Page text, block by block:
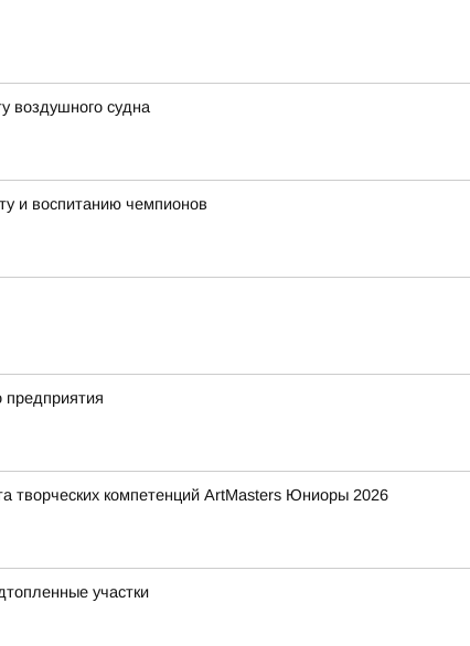
воздушного судна
и воспитанию чемпионов
предприятия
творческих компетенций ArtMasters Юниоры 2026
участки